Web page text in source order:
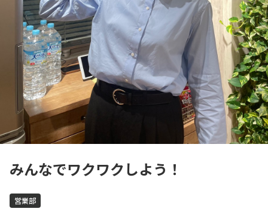
みんなでワクワクしよう！
営業部